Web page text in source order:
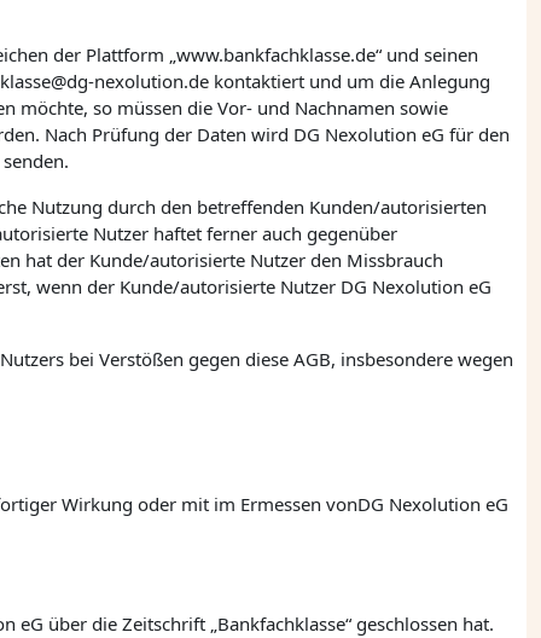
der Plattform „www.bankfachklasse.de“ und seinen
nexolution.de kontaktiert und um die Anlegung
möchte, so müssen die Vor- und Nachnamen sowie
Nach Prüfung der Daten wird DG Nexolution eG für den
Nutzung durch den betreffenden Kunden/autorisierten
Nutzer haftet ferner auch gegenüber
hat der Kunde/autorisierte Nutzer den Missbrauch
wenn der Kunde/autorisierte Nutzer DG Nexolution eG
bei Verstößen gegen diese AGB, insbesondere wegen
Wirkung oder mit im Ermessen vonDG Nexolution eG
eG über die Zeitschrift „Bankfachklasse“ geschlossen hat.